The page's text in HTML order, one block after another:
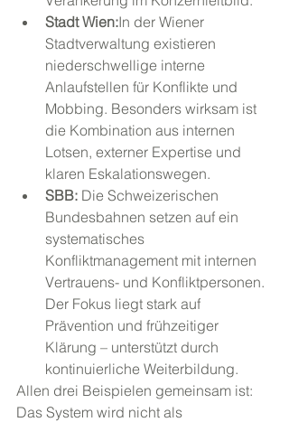
Stadt Wien:In der Wiener
Stadtverwaltung existieren
niederschwellige interne
Anlaufstellen für Konflikte und
Mobbing. Besonders wirksam ist
die Kombination aus internen
Lotsen, externer Expertise und
klaren Eskalationswegen.
SBB: Die Schweizerischen
Bundesbahnen setzen auf ein
systematisches
Konfliktmanagement mit internen
Vertrauens- und Konfliktpersonen.
Der Fokus liegt stark auf
Prävention und frühzeitiger
Klärung – unterstützt durch
kontinuierliche Weiterbildung.
Allen drei Beispielen gemeinsam ist:
Das System wird nicht als